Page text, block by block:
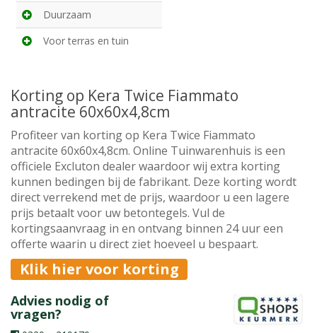
Duurzaam
Voor terras en tuin
Korting op Kera Twice Fiammato
antracite 60x60x4,8cm
Profiteer van korting op Kera Twice Fiammato
antracite 60x60x4,8cm. Online Tuinwarenhuis is een
officiele Excluton dealer waardoor wij extra korting
kunnen bedingen bij de fabrikant. Deze korting wordt
direct verrekend met de prijs, waardoor u een lagere
prijs betaalt voor uw betontegels. Vul de
kortingsaanvraag in en ontvang binnen 24 uur een
offerte waarin u direct ziet hoeveel u bespaart.
Klik hier voor korting
Advies nodig of
vragen?